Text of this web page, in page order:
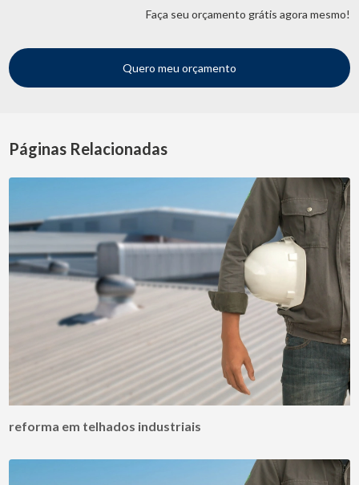
Faça seu orçamento grátis agora mesmo!
Quero meu orçamento
Páginas Relacionadas
reforma em telhados industriais